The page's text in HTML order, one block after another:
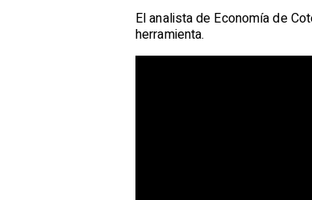
El analista de Economía de
herramienta.